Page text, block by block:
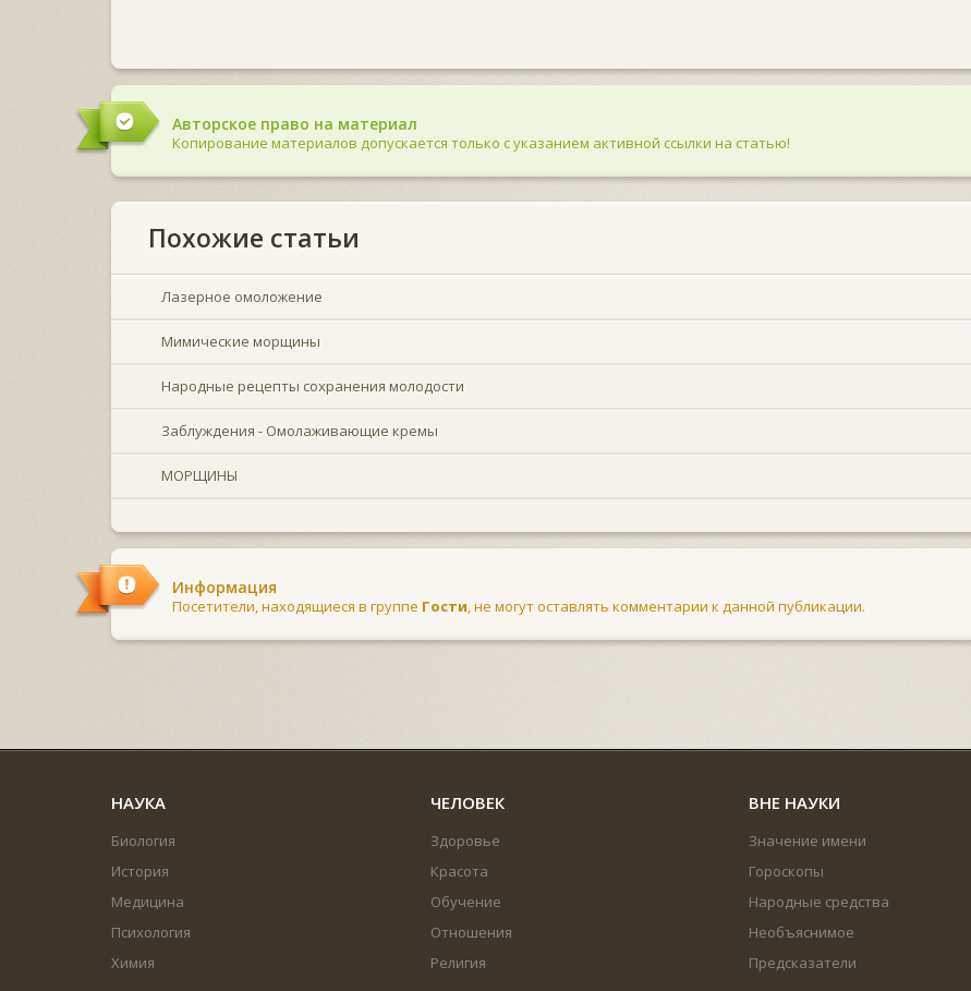
Авторское право на материал
Копирование материалов допускается только с указанием активной ссылки на статью!
Похожие статьи
Лазерное омоложение
Мимические морщины
Народные рецепты сохранения молодости
Заблуждения - Омолаживающие кремы
МОРЩИНЫ
Информация
Посетители, находящиеся в группе Гости, не могут оставлять комментарии к данной публикации.
НАУКА
Биология
История
Медицина
Психология
Химия
ЧЕЛОВЕК
Здоровье
Красота
Обучение
Отношения
Религия
ВНЕ НАУКИ
Значение имени
Гороскопы
Народные средства
Необъяснимое
Предсказатели